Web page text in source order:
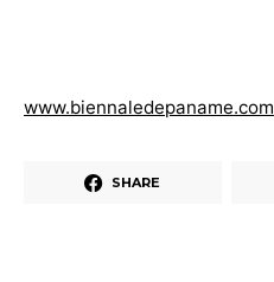
www.biennaledepaname.com
SHARE